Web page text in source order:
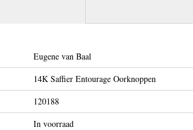
Eugene van Baal
14K Saffier Entourage Oorknoppen
120188
In voorraad